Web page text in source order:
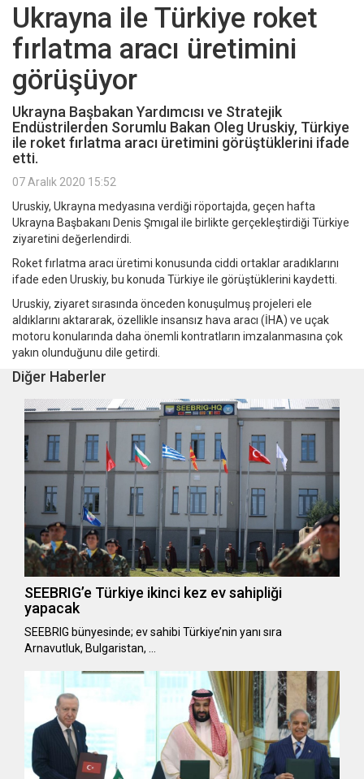
Ukrayna ile Türkiye roket
fırlatma aracı üretimini
görüşüyor
Ukrayna Başbakan Yardımcısı ve Stratejik
Endüstrilerden Sorumlu Bakan Oleg Uruskiy, Türkiye
ile roket fırlatma aracı üretimini görüştüklerini ifade
etti.
07 Aralık 2020 15:52
Uruskiy, Ukrayna medyasına verdiği röportajda, geçen hafta
Ukrayna Başbakanı Denis Şmıgal ile birlikte gerçekleştirdiği Türkiye
ziyaretini değerlendirdi.
Roket fırlatma aracı üretimi konusunda ciddi ortaklar aradıklarını
ifade eden Uruskiy, bu konuda Türkiye ile görüştüklerini kaydetti.
Uruskiy, ziyaret sırasında önceden konuşulmuş projeleri ele
aldıklarını aktararak, özellikle insansız hava aracı (İHA) ve uçak
motoru konularında daha önemli kontratların imzalanmasına çok
yakın olunduğunu dile getirdi.
Diğer Haberler
SEEBRIG’e Türkiye ikinci kez ev sahipliği
yapacak
SEEBRIG bünyesinde; ev sahibi Türkiye’nin yanı sıra
Arnavutluk, Bulgaristan, …